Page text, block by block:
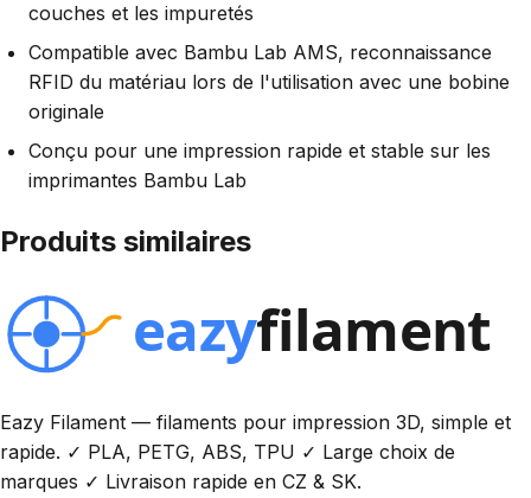
couches et les impuretés
Compatible avec Bambu Lab AMS, reconnaissance
RFID du matériau lors de l'utilisation avec une bobine
originale
Conçu pour une impression rapide et stable sur les
imprimantes Bambu Lab
Produits similaires
Eazy Filament — filaments pour impression 3D, simple et
rapide. ✓ PLA, PETG, ABS, TPU ✓ Large choix de
marques ✓ Livraison rapide en CZ & SK.